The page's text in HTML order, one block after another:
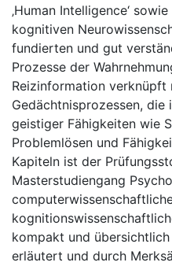
‚Human Intelligence‘
kognitiven
fundierten und gut
Prozesse der
Reizinformation verknüpft
Gedächtnisprozessen, die
geistiger Fähigkeiten wie
Problemlösen und
Kapiteln ist der
Masterstudiengang
kompakt und
erläutert und durch